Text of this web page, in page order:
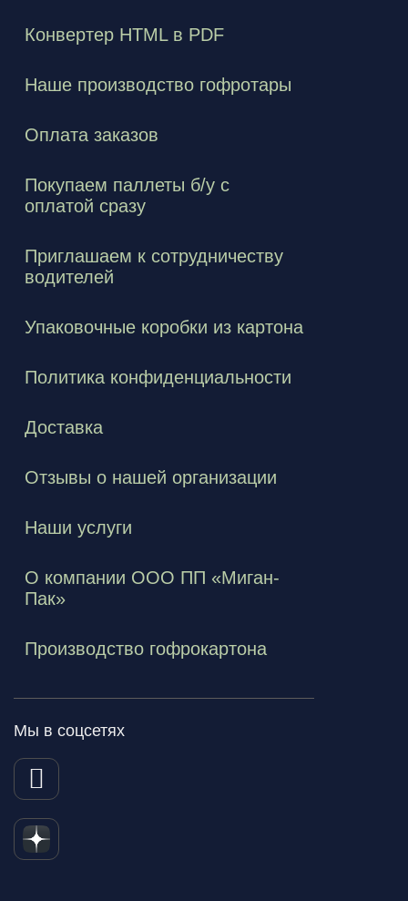
Конвертер HTML в PDF
Наше производство гофротары
Оплата заказов
Покупаем паллеты б/у с
оплатой сразу
Приглашаем к сотрудничеству
водителей
Упаковочные коробки из картона
Политика конфиденциальности
Доставка
Отзывы о нашей организации
Наши услуги
О компании ООО ПП «Миган-
Пак»
Производство гофрокартона
Мы в соцсетях